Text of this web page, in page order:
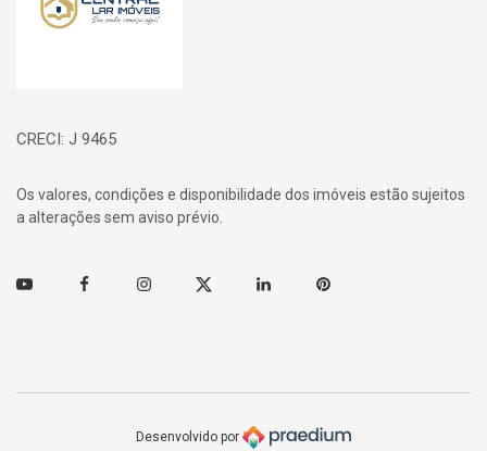
CRECI: J 9465
Os valores, condições e disponibilidade dos imóveis estão sujeitos
a alterações sem aviso prévio.
Youtube FacebookInstagramTwitter Linkedin Pinterest
Desenvolvido por